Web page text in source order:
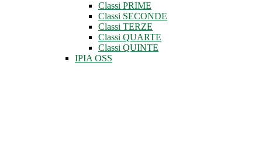
Classi PRIME
Classi SECONDE
Classi TERZE
Classi QUARTE
Classi QUINTE
IPIA OSS